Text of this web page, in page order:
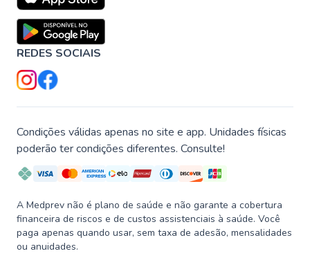
REDES SOCIAIS
Condições válidas apenas no site e app. Unidades físicas
poderão ter condições diferentes. Consulte!
A Medprev não é plano de saúde e não garante a cobertura
financeira de riscos e de custos assistenciais à saúde. Você
paga apenas quando usar, sem taxa de adesão, mensalidades
ou anuidades.